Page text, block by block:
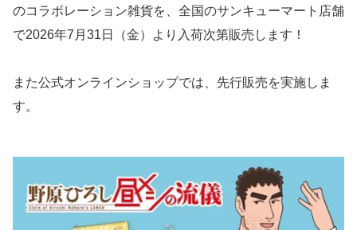
のコラボレーション雑貨を、全国のサンキューマート店舗
で2026年7月31日（金）より入荷次第販売します！
また公式オンラインショップでは、先行販売を実施しま
す。